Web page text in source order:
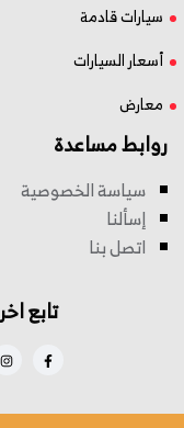
سيارات قادمة
أسعار السيارات
معارض
روابط مساعدة
سياسة الخصوصية
إسألنا
اتصل بنا
تابع